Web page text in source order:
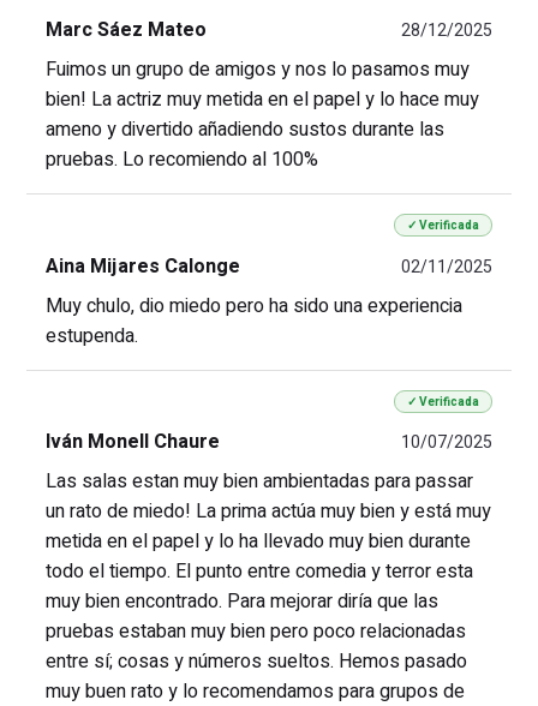
Marc Sáez Mateo 28/12/2025
Fuimos un grupo de amigos y nos lo pasamos muy
bien! La actriz muy metida en el papel y lo hace muy
ameno y divertido añadiendo sustos durante las
pruebas. Lo recomiendo al 100%
✓ Verificada
Aina Mijares Calonge 02/11/2025
Muy chulo, dio miedo pero ha sido una experiencia
estupenda.
✓ Verificada
Iván Monell Chaure 10/07/2025
Las salas estan muy bien ambientadas para passar
un rato de miedo! La prima actúa muy bien y está muy
metida en el papel y lo ha llevado muy bien durante
todo el tiempo. El punto entre comedia y terror esta
muy bien encontrado. Para mejorar diría que las
pruebas estaban muy bien pero poco relacionadas
entre sí; cosas y números sueltos. Hemos pasado
muy buen rato y lo recomendamos para grupos de